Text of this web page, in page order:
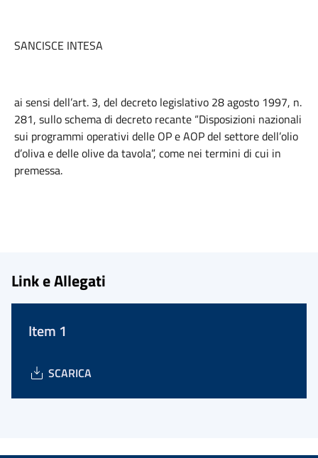
SANCISCE INTESA
ai sensi dell’art. 3, del decreto legislativo 28 agosto 1997, n.
281, sullo schema di decreto recante “Disposizioni nazionali
sui programmi operativi delle OP e AOP del settore dell’olio
d’oliva e delle olive da tavola”, come nei termini di cui in
premessa.
Link e Allegati
Item 1
SCARICA